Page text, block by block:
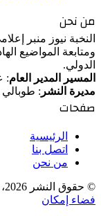
من نحن
النخبة نيوز منبر
ومتابعة المواضيع
الدولي.
المسير المدير العام:
مديرة النشر : طوبالي
صفحات
الرئيسية
اتصل بنا
من نحن
© حقوق النشر 2026، جميع الحقوق محفوظة |
فضاء إمكان